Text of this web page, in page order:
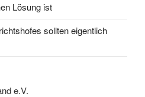
Lösung ist
sollten eigentlich
e.V.